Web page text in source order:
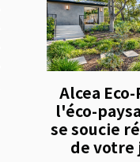
Alcea
l'éco-
se soucie
de votre